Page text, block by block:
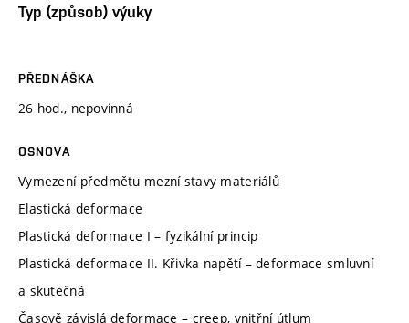
Typ (způsob) výuky
PŘEDNÁŠKA
26 hod., nepovinná
OSNOVA
Vymezení předmětu mezní stavy materiálů
Elastická deformace
Plastická deformace I – fyzikální princip
Plastická deformace II. Křivka napětí – deformace smluvní
a skutečná
Časově závislá deformace – creep, vnitřní útlum